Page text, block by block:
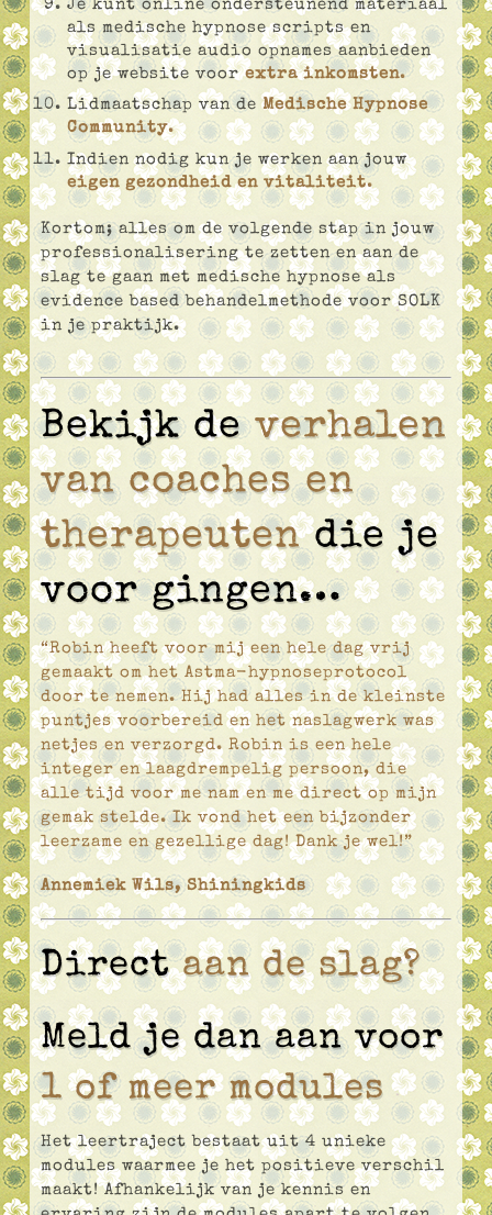
Je kunt online ondersteunend materiaal
als medische hypnose scripts en
visualisatie audio opnames aanbieden
op je website voorextra inkomsten.
Lidmaatschap van deMedische Hypnose
Community.
Indien nodig kun je werken aan jouw
eigen gezondheid en vitaliteit.
Kortom; alles om de volgende stap in jouw
professionalisering te zetten en aan de
slag te gaan met medische hypnose als
evidence based behandelmethode voor SOLK
in je praktijk.
Bekijk deverhalen
van coaches en
therapeutendie je
voor gingen…
“Robin heeft voor mij een hele dag vrij
gemaakt om het Astma-hypnoseprotocol
door te nemen. Hij had alles in de kleinste
puntjes voorbereid en het naslagwerk was
netjes en verzorgd. Robin is een hele
integer en laagdrempelig persoon, die
alle tijd voor me nam en me direct op mijn
gemak stelde. Ik vond het een bijzonder
leerzame en gezellige dag! Dank je wel!”
Annemiek Wils, Shiningkids
Direct aan de slag?
Meld je dan aan voor
1 of meer modules
Het leertraject bestaat uit 4 unieke
modules waarmee je het positieve verschil
maakt! Afhankelijk van je kennis en